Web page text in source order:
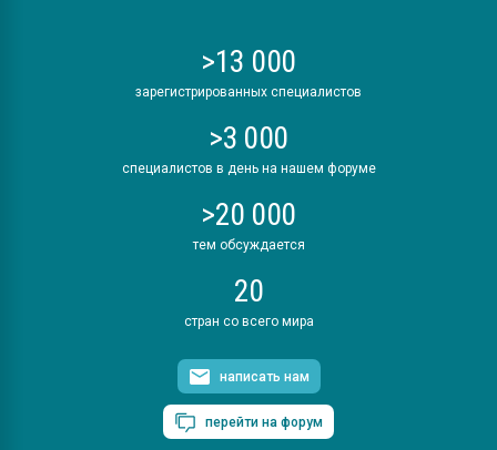
>13 000
зарегистрированных специалистов
>3 000
специалистов в день на нашем форуме
>20 000
тем обсуждается
20
стран со всего мира
написать нам
перейти на форум